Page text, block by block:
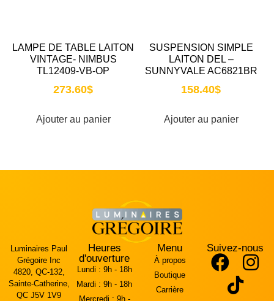
LAMPE DE TABLE LAITON
VINTAGE- NIMBUS
TL12409-VB-OP
273.60$
Ajouter au panier
SUSPENSION SIMPLE
LAITON DEL –
SUNNYVALE AC6821BR
158.40$
Ajouter au panier
Luminaires Paul
Grégoire Inc
4820, QC-132,
Sainte-Catherine,
QC J5V 1V9
Heures
d'ouverture
Lundi : 9h - 18h
Mardi : 9h - 18h
Mercredi : 9h -
Menu
À propos
Boutique
Carrière
Suivez-nous